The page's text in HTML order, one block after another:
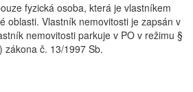
fyzická osoba, která je vlastníkem
oblasti. Vlastník nemovitosti je zapsán v
nemovitosti parkuje v PO v režimu §
zákona č. 13/1997 Sb.